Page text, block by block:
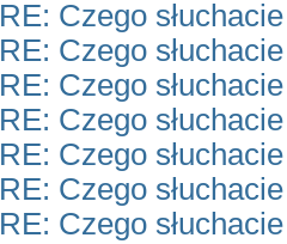
RE: Czego
RE: Czego
RE: Czego
RE: Czego
RE: Czego
RE: Czego
RE: Czego